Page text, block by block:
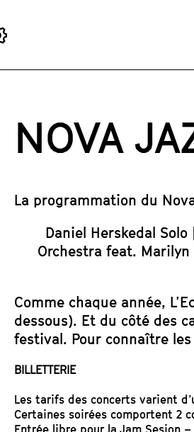
OCT
+
NOVA
La programmation du
Daniel Herskedal
Orchestra feat.
Comme chaque année,
dessous). Et du côté des
festival. Pour connaître
BILLETTERIE
Les tarifs des concerts varient
Certaines soirées comportent 2
Entrée libre pour la Jam Sesion –